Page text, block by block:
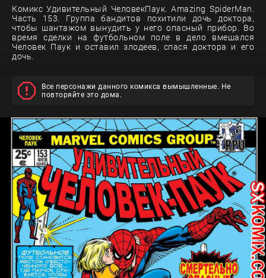
Комикс Удивительный ЧеловекПаук. Amazing SpiderMan.
Часть 153. Группа бандитов похитили дочь доктора,
чтобы шантажом вынудить у него опасный прибор. Во
время сделки на футбольном поле в дело вмешался
Человек Паук и оставил злодеев, спася доктора и его
дочь.
Все персонажи данного комикса вымышленные. Не
повторяйте это дома.